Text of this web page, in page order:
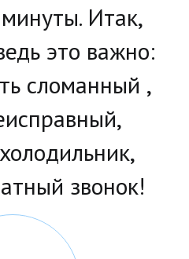
Итак,
это важно:
сломанный ,
звонок!